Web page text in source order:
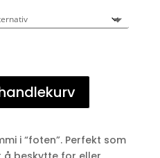
i “foten”. Perfekt som